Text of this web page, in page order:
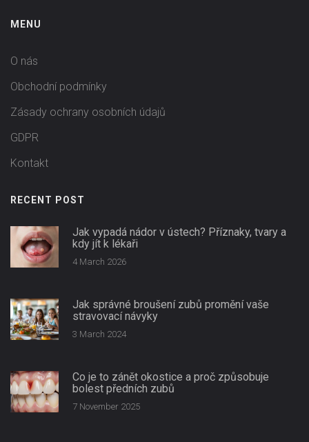
MENU
O nás
Obchodní podmínky
Zásady ochrany osobních údajů
GDPR
Kontakt
RECENT POST
Jak vypadá nádor v ústech? Příznaky, tvary a
kdy jít k lékaři
4 March 2026
Jak správné broušení zubů promění vaše
stravovací návyky
3 March 2024
Co je to zánět okostice a proč způsobuje
bolest předních zubů
7 November 2025